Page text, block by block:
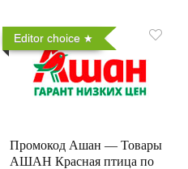
Editor choice
Промокод Ашан — Товары
АШАН Красная птица по